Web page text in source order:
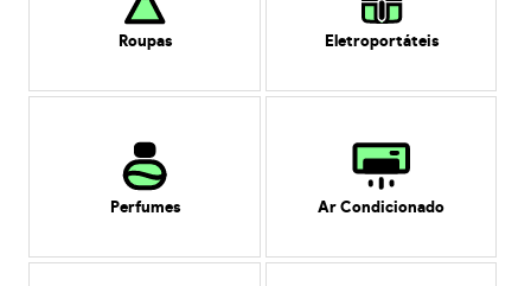
Roupas Eletroportáteis
Perfumes Ar Condicionado